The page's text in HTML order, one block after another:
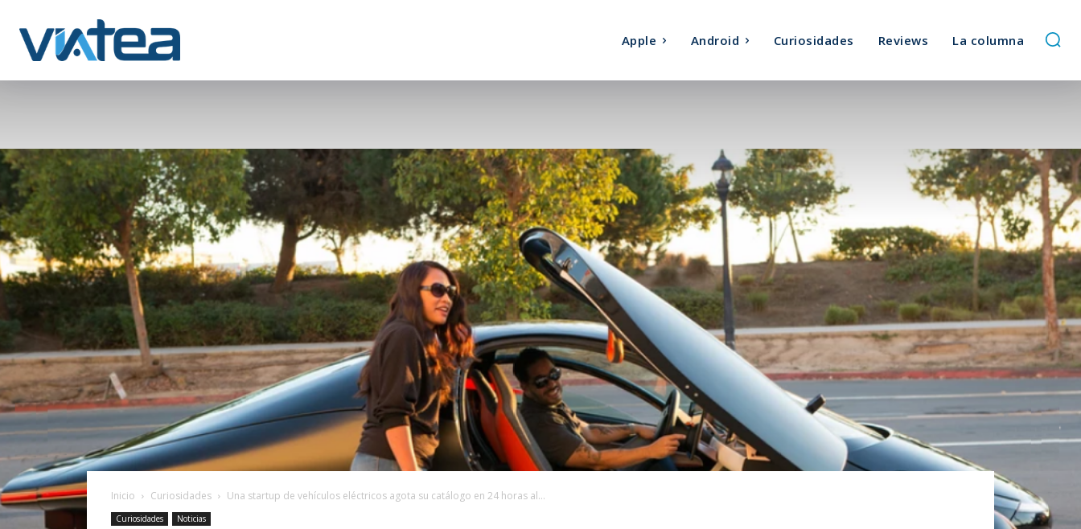
Apple Android Curiosidades Reviews La columna
Inicio Curiosidades Una startup de vehículos eléctricos agota su catálogo en 24 horas al...
Curiosidades Noticias